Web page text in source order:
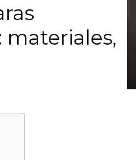
materiales,